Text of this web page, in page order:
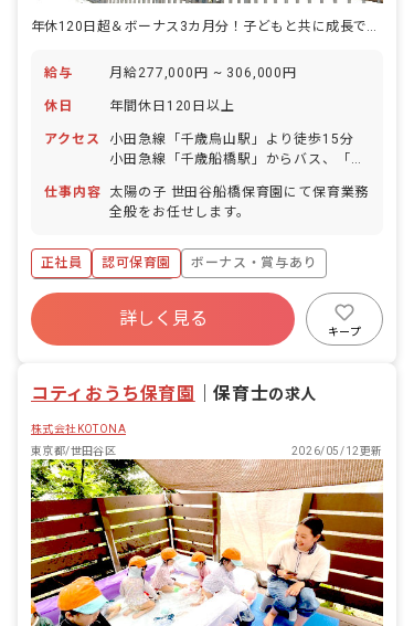
年休120日超＆ボーナス3カ月分！子どもと共に成長できる保育の舞台
給与 月給277,000円 ~ 306,000円
休日 年間休日120日以上
アクセス
小田急線「千歳烏山駅」より徒歩15分
小田急線「千歳船橋駅」からバス、「希
仕事内容
太陽の子 世田谷船橋保育園にて保育業務
全般をお任せします。
正社員 認可保育園
ボーナス・賞与あり
年間休日120日以上
寮・住宅・家賃補助あり
社会保険完備
残業少なめ
詳しく見る
キープ
コティおうち保育園 ｜保育士の求人
株式会社KOTONA
東京都/世田谷区
2026/05/12更新